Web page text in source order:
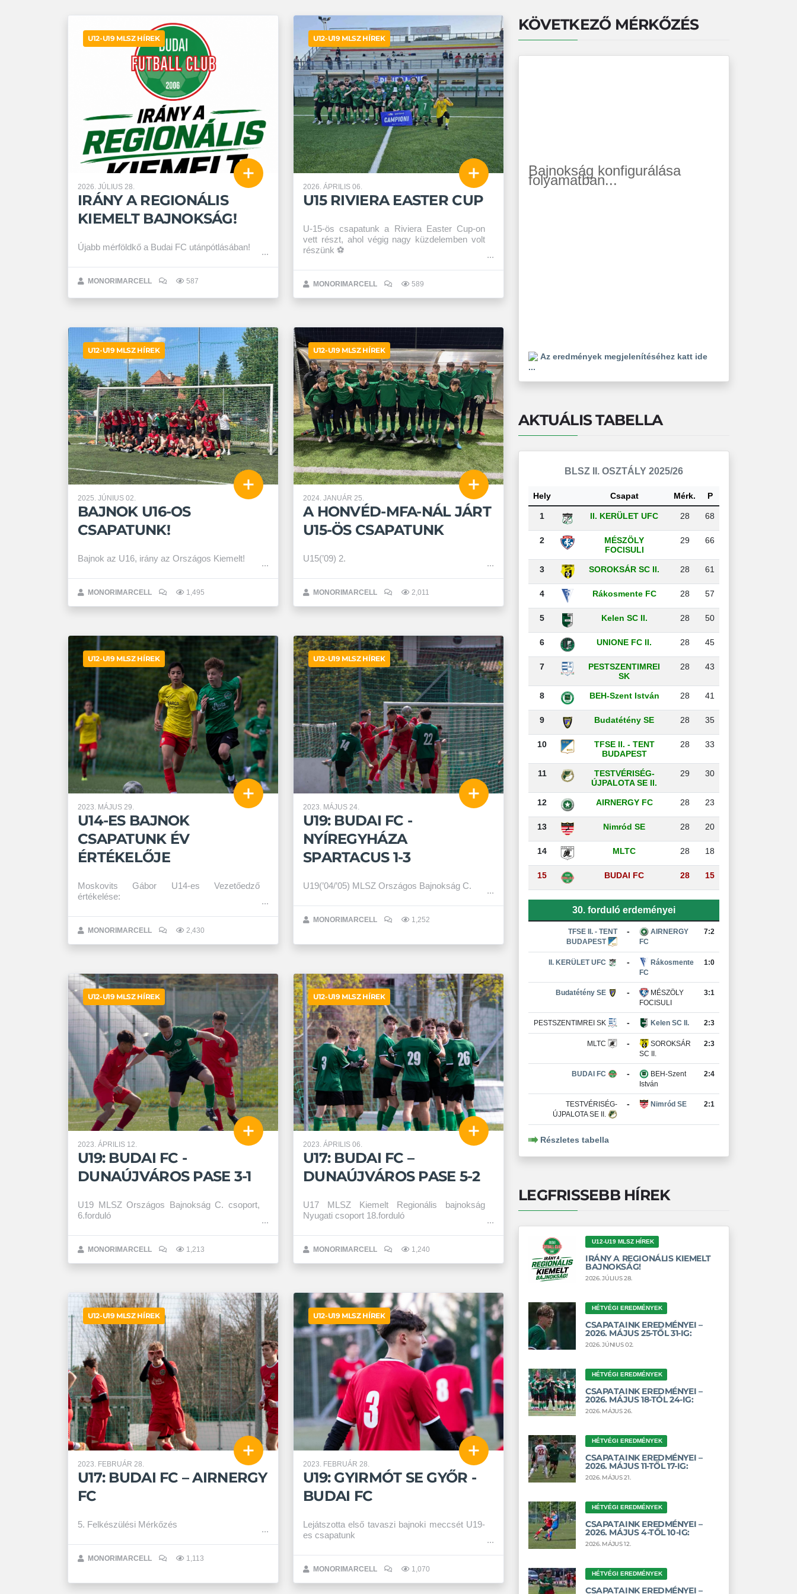
U12-U19 MLSZ HÍREK
2026. JÚLIUS 28.
IRÁNY A REGIONÁLIS
KIEMELT BAJNOKSÁG!
Újabb mérföldkő a Budai FC utánpótlásában!
MONORIMARCELL 587
U12-U19 MLSZ HÍREK
2026. ÁPRILIS 06.
U15 RIVIERA EASTER CUP
U-15-ös csapatunk a Riviera Easter Cup-on
vett részt, ahol végig nagy küzdelemben volt
részünk ⚽️
MONORIMARCELL 589
U12-U19 MLSZ HÍREK
2025. JÚNIUS 02.
BAJNOK U16-OS
CSAPATUNK!
Bajnok az U16, irány az Országos Kiemelt!
MONORIMARCELL 1,495
U12-U19 MLSZ HÍREK
2024. JANUÁR 25.
A HONVÉD-MFA-NÁL JÁRT
U15-ÖS CSAPATUNK
U15(’09) 2.
MONORIMARCELL 2,011
U12-U19 MLSZ HÍREK
2023. MÁJUS 29.
U14-ES BAJNOK
CSAPATUNK ÉV
ÉRTÉKELŐJE
Moskovits Gábor U14-es Vezetőedző
értékelése:
MONORIMARCELL 2,430
U12-U19 MLSZ HÍREK
2023. MÁJUS 24.
U19: BUDAI FC -
NYÍREGYHÁZA
SPARTACUS 1-3
U19(’04/’05) MLSZ Országos Bajnokság C.
MONORIMARCELL 1,252
U12-U19 MLSZ HÍREK
2023. ÁPRILIS 12.
U19: BUDAI FC -
DUNAÚJVÁROS PASE 3-1
U19 MLSZ Országos Bajnokság C. csoport,
6.forduló
MONORIMARCELL 1,213
U12-U19 MLSZ HÍREK
2023. ÁPRILIS 06.
U17: BUDAI FC –
DUNAÚJVÁROS PASE 5-2
U17 MLSZ Kiemelt Regionális bajnokság
Nyugati csoport 18.forduló
MONORIMARCELL 1,240
U12-U19 MLSZ HÍREK
2023. FEBRUÁR 28.
U17: BUDAI FC – AIRNERGY
FC
5. Felkészülési Mérkőzés
MONORIMARCELL 1,113
U12-U19 MLSZ HÍREK
2023. FEBRUÁR 28.
U19: GYIRMÓT SE GYŐR -
BUDAI FC
Lejátszotta első tavaszi bajnoki meccsét U19-
es csapatunk
MONORIMARCELL 1,070
KÖVETKEZŐ MÉRKŐZÉS
Bajnokság konfigurálása
folyamatban...
Az eredmények megjelenítéséhez katt ide
...
AKTUÁLIS TABELLA
BLSZ II. OSZTÁLY 2025/26
Hely Csapat Mérk. P
1 II. KERÜLET UFC 28 68
2
MÉSZÖLY
FOCISULI
29 66
3 SOROKSÁR SC II. 28 61
4 Rákosmente FC 28 57
5 Kelen SC II. 28 50
6 UNIONE FC II. 28 45
7
PESTSZENTIMREI
SK
28 43
8 BEH-Szent István 28 41
9 Budatétény SE 28 35
10
TFSE II. - TENT
BUDAPEST
28 33
11
TESTVÉRISÉG-
ÚJPALOTA SE II.
29 30
12 AIRNERGY FC 28 23
13 Nimród SE 28 20
14 MLTC 28 18
15 BUDAI FC 28 15
30. forduló erdeményei
TFSE II. - TENT
BUDAPEST
-
AIRNERGY
FC
7:2
II. KERÜLET UFC -
Rákosmente
FC
1:0
Budatétény SE -
MÉSZÖLY
FOCISULI
3:1
PESTSZENTIMREI SK - Kelen SC II. 2:3
MLTC -
SOROKSÁR
SC II.
2:3
BUDAI FC -
BEH-Szent
István
2:4
TESTVÉRISÉG-
ÚJPALOTA SE II.
- Nimród SE 2:1
Részletes tabella
LEGFRISSEBB HÍREK
U12-U19 MLSZ HÍREK
IRÁNY A REGIONÁLIS KIEMELT
BAJNOKSÁG!
2026. JÚLIUS 28.
HÉTVÉGI EREDMÉNYEK
CSAPATAINK EREDMÉNYEI –
2026. MÁJUS 25-TŐL 31-IG:
2026. JÚNIUS 02.
HÉTVÉGI EREDMÉNYEK
CSAPATAINK EREDMÉNYEI –
2026. MÁJUS 18-TÓL 24-IG:
2026. MÁJUS 26.
HÉTVÉGI EREDMÉNYEK
CSAPATAINK EREDMÉNYEI –
2026. MÁJUS 11-TŐL 17-IG:
2026. MÁJUS 21.
HÉTVÉGI EREDMÉNYEK
CSAPATAINK EREDMÉNYEI –
2026. MÁJUS 4-TŐL 10-IG:
2026. MÁJUS 12.
HÉTVÉGI EREDMÉNYEK
CSAPATAINK EREDMÉNYEI –